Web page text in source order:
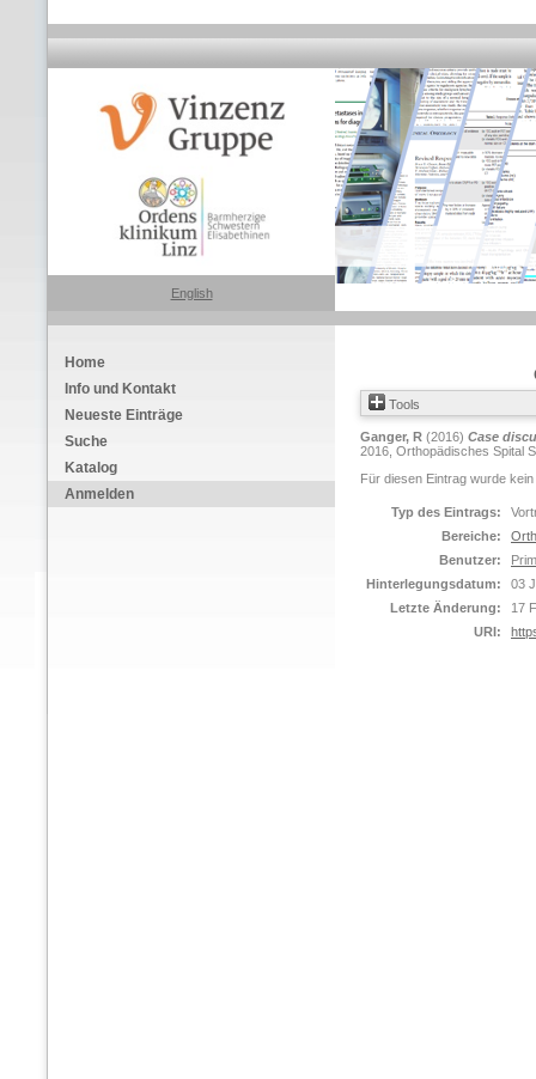
English
Home
Info und Kontakt
Neueste Einträge
Suche
Katalog
Anmelden
Tools
Ganger, R (2016) Case
2016, Orthopädisches Spital
Für diesen Eintrag wurde
Typ des Eintrags:
Bereiche:
Benutzer:
Hinterlegungsdatum:
03
Letzte Änderung:
17
URI: